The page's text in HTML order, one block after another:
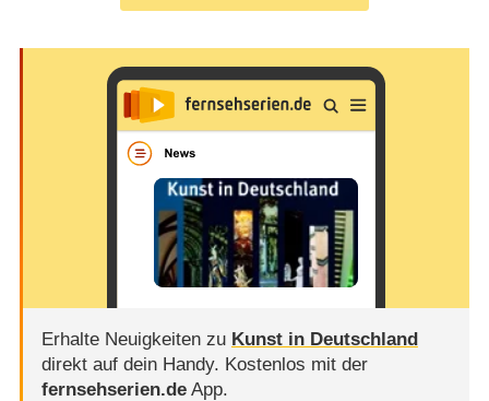
Erhalte Neuigkeiten zu Kunst in Deutschland
direkt auf dein Handy. Kostenlos mit der
fernsehserien.deApp.